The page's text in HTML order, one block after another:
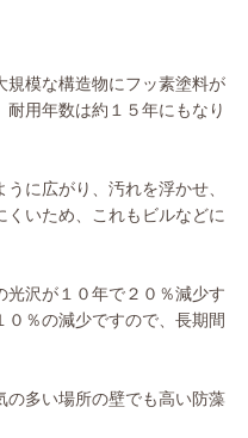
模な構造物にフッ素塗料が
用年数は約１５年にもなり
に広がり、汚れを浮かせ、
いため、これもビルなどに
沢が１０年で２０％減少す
％の減少ですので、長期間
多い場所の壁でも高い防藻